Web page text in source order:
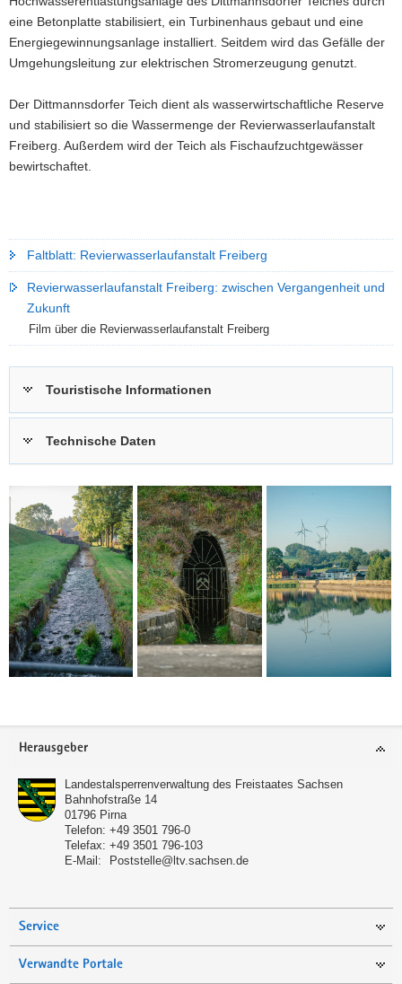
eine Betonplatte stabilisiert, ein Turbinenhaus gebaut und eine
Energiegewinnungsanlage installiert. Seitdem wird das Gefälle der
Umgehungsleitung zur elektrischen Stromerzeugung genutzt.
Der Dittmannsdorfer Teich dient als wasserwirtschaftliche Reserve
und stabilisiert so die Wassermenge der Revierwasserlaufanstalt
Freiberg. Außerdem wird der Teich als Fischaufzuchtgewässer
bewirtschaftet.
Faltblatt: Revierwasserlaufanstalt Freiberg
Revierwasserlaufanstalt Freiberg: zwischen Vergangenheit und
Zukunft
Film über die Revierwasserlaufanstalt Freiberg
Touristische Informationen
Technische Daten
Footer-
Herausgeber
Landestalsperrenverwaltung des Freistaates Sachsen
Bahnhofstraße 14
01796 Pirna
Telefon: +49 3501 796-0
Telefax: +49 3501 796-103
E-Mail:
Poststelle@ltv.sachsen.de
Service
Verwandte Portale